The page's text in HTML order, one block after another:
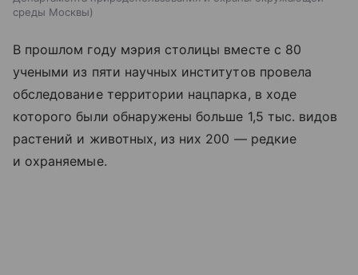
среды Москвы
В прошлом году мэрия столицы вместе с 80
учеными из пяти научных институтов провела
обследование территории нацпарка, в ходе
которого были обнаружены больше 1,5 тыс. видов
растений и животных, из них 200 — редкие
и охраняемые.